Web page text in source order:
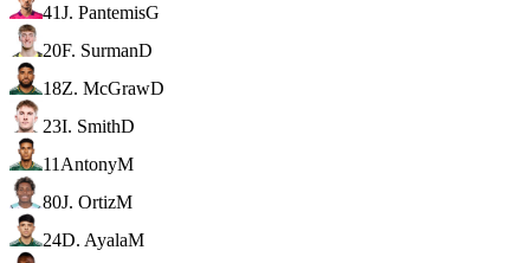
41J. PantemisG
20F. SurmanD
18Z. McGrawD
23I. SmithD
11 AntonyM
80J. OrtizM
24D. AyalaM